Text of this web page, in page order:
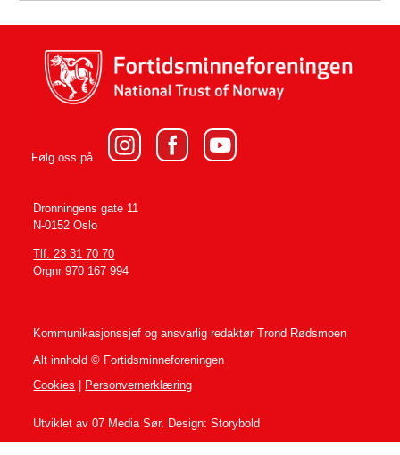
Følg oss på
Dronningens gate 11
N-0152 Oslo
Tlf. 23 31 70 70
Orgnr 970 167 994
Kommunikasjonssjef og ansvarlig redaktørTrond Rødsmoen
Alt innhold © Fortidsminneforeningen
Cookies
Personvernerklæring
Utviklet av 07 Media Sør. Design: Storybold